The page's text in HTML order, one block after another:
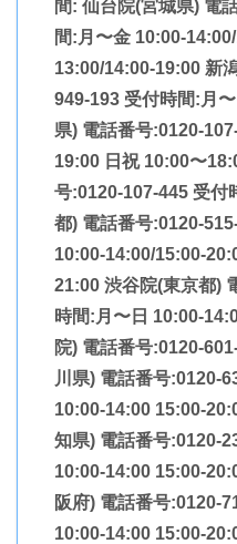
間: 仙台院(宮城県) 電
間:月〜金 10:00-
13:00/14:00-19:00 新
949-193 受付時間:月
県) 電話番号:0120-
19:00 日祝 10:00〜
号:0120-107-445 受付
都) 電話番号:0120-
10:00-14:00/15:00-
21:00 渋谷院(東京都)
時間:月〜日 10:00-
院) 電話番号:0120-
川県) 電話番号:0120-
10:00-14:00 15:00-
知県) 電話番号:0120-
10:00-14:00 15:00-
阪府) 電話番号:0120-
10:00-14:00 15:00-